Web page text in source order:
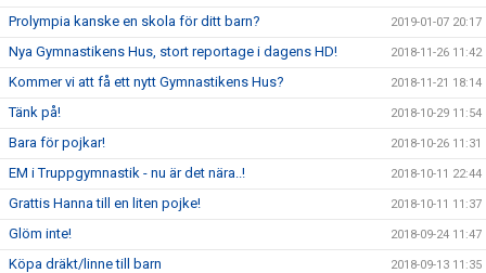
Prolympia kanske en skola för ditt barn? 2019-01-07 20:17
Nya Gymnastikens Hus, stort reportage i dagens HD! 2018-11-26 11:42
Kommer vi att få ett nytt Gymnastikens Hus? 2018-11-21 18:14
Tänk på! 2018-10-29 11:54
Bara för pojkar! 2018-10-26 11:31
EM i Truppgymnastik - nu är det nära..! 2018-10-11 22:44
Grattis Hanna till en liten pojke! 2018-10-11 11:37
Glöm inte! 2018-09-24 11:47
Köpa dräkt/linne till barn 2018-09-13 11:35